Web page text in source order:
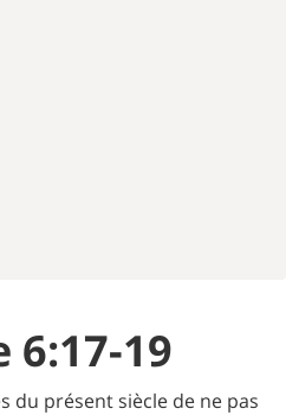
6:17-19
du présent siècle de ne pas